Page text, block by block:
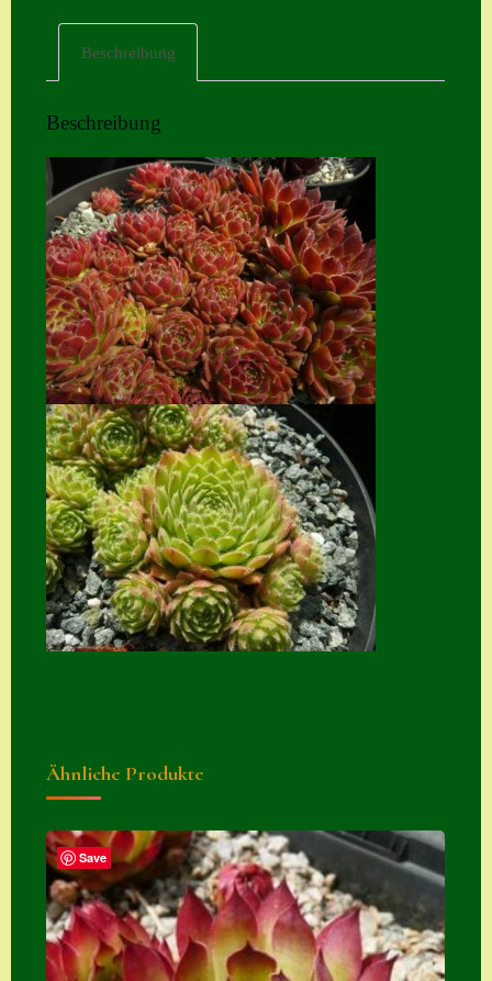
Kontakt
Mein Konto
Naturformen
S. x nixonii
Semps die ich
suche
Shop
Suche
Sue Thomas
Translator
Versand
ng
Zahlung
Zahlungs- &
Versandinfos
Beschreibung
Beschreibung
Ähnliche Produkte
Save